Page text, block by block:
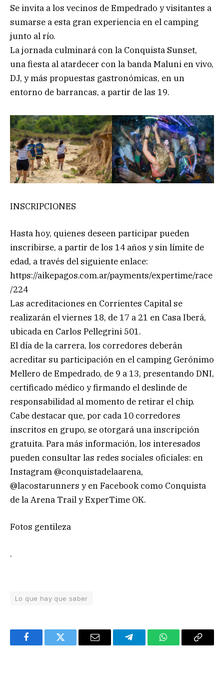
Se invita a los vecinos de Empedrado y visitantes a
sumarse a esta gran experiencia en el camping
junto al río.
La jornada culminará con la Conquista Sunset,
una fiesta al atardecer con la banda Maluni en vivo,
DJ, y más propuestas gastronómicas, en un
entorno de barrancas, a partir de las 19.
INSCRIPCIONES
Hasta hoy, quienes deseen participar pueden
inscribirse, a partir de los 14 años y sin límite de
edad, a través del siguiente enlace:
https://aikepagos.com.ar/payments/expertime/race
/224
Las acreditaciones en Corrientes Capital se
realizarán el viernes 18, de 17 a 21 en Casa Iberá,
ubicada en Carlos Pellegrini 501.
El día de la carrera, los corredores deberán
acreditar su participación en el camping Gerónimo
Mellero de Empedrado, de 9 a 13, presentando DNI,
certificado médico y firmando el deslinde de
responsabilidad al momento de retirar el chip.
Cabe destacar que, por cada 10 corredores
inscritos en grupo, se otorgará una inscripción
gratuita. Para más información, los interesados
pueden consultar las redes sociales oficiales: en
Instagram @conquistadelaarena,
@lacostarunners y en Facebook como Conquista
de la Arena Trail y ExperTime OK.
Fotos gentileza
.
Lo que hay que saber
FacebookTwitter Email TelegramWhatsAppCopy